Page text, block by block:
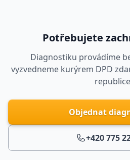
Potřebujete
Diagnostiku provádíme
vyzvedneme kurýrem DPD
Objednat
+420 775